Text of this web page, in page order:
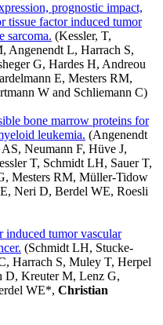
prognostic impact,
tissue factor induced tumor
sarcoma. (Kessler, T,
Angenendt L, Harrach S,
G, Hardes H, Andreou
E, Mesters RM,
W and Schliemann C)
bone marrow proteins for
leukemia. (Angenendt
Neumann F, Hüve J,
T, Schmidt LH, Sauer T,
Mesters RM, Müller-Tidow
Neri D, Berdel WE, Roesli
induced tumor vascular
(Schmidt LH, Stucke-
Harrach S, Muley T, Herpel
D, Kreuter M, Lenz G,
WE*, Christian